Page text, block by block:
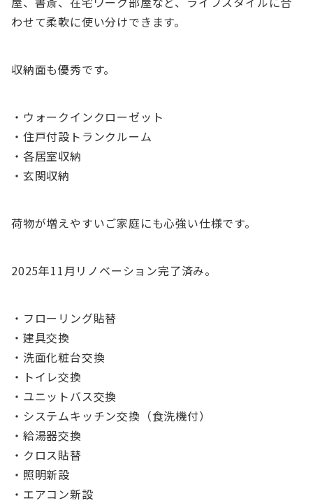
わせて柔軟に使い分けできます。
収納面も優秀です。
・ウォークインクローゼット
・住戸付設トランクルーム
・各居室収納
・玄関収納
荷物が増えやすいご家庭にも心強い仕様です。
2025年11月リノベーション完了済み。
・フローリング貼替
・建具交換
・洗面化粧台交換
・トイレ交換
・ユニットバス交換
・システムキッチン交換（食洗機付）
・給湯器交換
・クロス貼替
・照明新設
・エアコン新設